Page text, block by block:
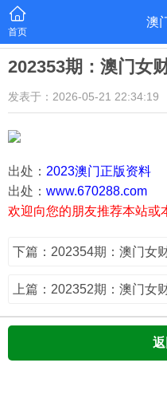
首页
澳
202353期：澳门女
发表于：2026-05-21 22:34:19
出处： 2023澳门正版资料
出处： www.670288.com
欢迎向您的朋友推荐本站或
下篇：202354期：澳门女
上篇：202352期：澳门女